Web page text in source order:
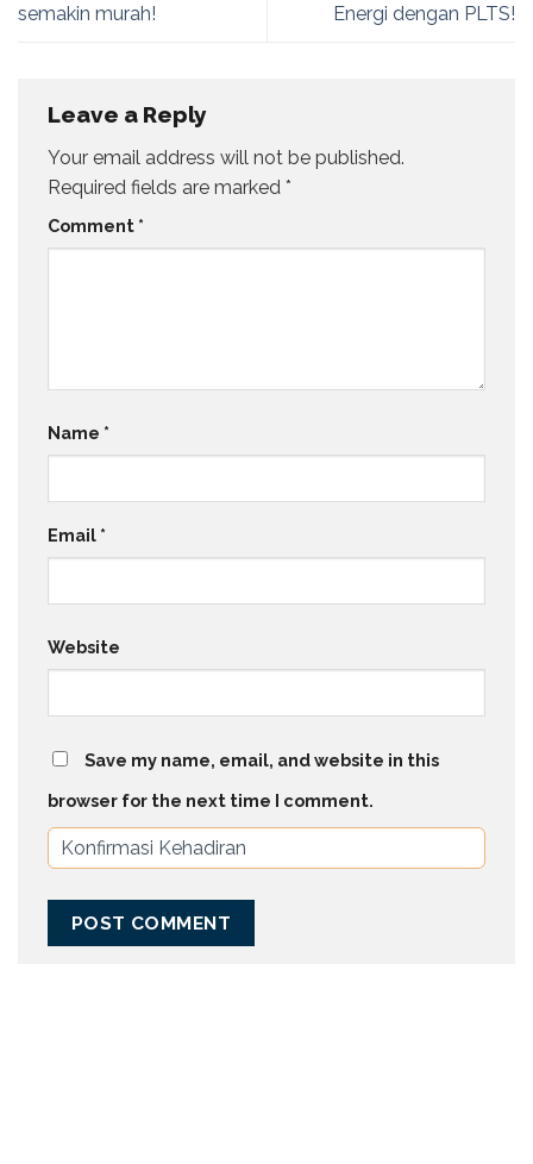
semakin murah!
Energi dengan PLTS!
Leave a Reply
Your email address will not be published.
Required fields are marked *
Comment *
Name *
Email *
Website
Save my name, email, and website in this
browser for the next time I comment.